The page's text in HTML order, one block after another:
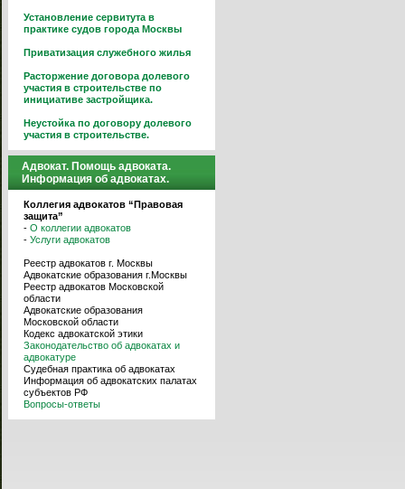
Установление сервитута в
практике судов города Москвы
Приватизация служебного жилья
Расторжение договора долевого
участия в строительстве по
инициативе застройщика.
Неустойка по договору долевого
участия в строительстве.
Адвокат. Помощь адвоката.
Информация об адвокатах.
Коллегия адвокатов “Правовая
защита”
- О коллегии адвокатов
- Услуги адвокатов
Реестр адвокатов г. Москвы
Адвокатские образования г.Москвы
Реестр адвокатов Московской
области
Адвокатские образования
Московской области
Кодекс адвокатской этики
Законодательство об адвокатах и
адвокатуре
Судебная практика об адвокатах
Информация об адвокатских палатах
субъектов РФ
Вопросы-ответы